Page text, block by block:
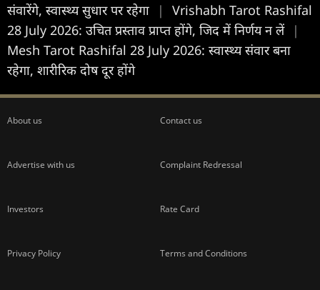
संवारेंगे, स्वास्थ्य सुधार पर रहेगा
|
Vrishabh Tarot Rashifal
28 July 2026: उचित प्रस्ताव प्राप्त होंगे, जिद में निर्णय न लें |
Mesh Tarot Rashifal 28 July 2026: स्वास्थ्य संवार बना
रहेगा, शारीरिक दोष दूर होंगे
About us Contact us
Advertise with us Complaint Redressal
Investors Rate Card
Privacy Policy Terms and Conditions